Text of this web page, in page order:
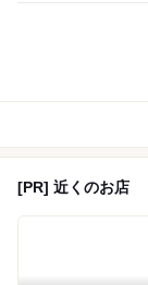
[PR] 近くのお店